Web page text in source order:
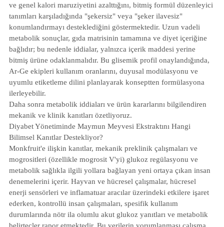
ve genel kalori maruziyetini azalttığını, bitmiş formül düzenleyici
tanımları karşıladığında "şekersiz" veya "şeker ilavesiz"
konumlandırmayı desteklediğini göstermektedir. Uzun vadeli
metabolik sonuçlar, gıda matrisinin tamamına ve diyet içeriğine
bağlıdır; bu nedenle iddialar, yalnızca içerik maddesi yerine
bitmiş ürüne odaklanmalıdır. Bu glisemik profil onaylandığında,
Ar-Ge ekipleri kullanım oranlarını, duyusal modülasyonu ve
uyumlu etiketleme dilini planlayarak konseptten formülasyona
ilerleyebilir.
Daha sonra metabolik iddiaları ve ürün kararlarını bilgilendiren
mekanik ve klinik kanıtları özetliyoruz.
Diyabet Yönetiminde Maymun Meyvesi Ekstraktını Hangi
Bilimsel Kanıtlar Destekliyor?
Monkfruit'e ilişkin kanıtlar, mekanik preklinik çalışmaları ve
mogrositleri (özellikle mogrosit V'yi) glukoz regülasyonu ve
metabolik sağlıkla ilgili yollara bağlayan yeni ortaya çıkan insan
denemelerini içerir. Hayvan ve hücresel çalışmalar, hücresel
enerji sensörleri ve inflamatuar aracılar üzerindeki etkilere işaret
ederken, kontrollü insan çalışmaları, spesifik kullanım
durumlarında nötr ila olumlu akut glukoz yanıtları ve metabolik
belirteçler rapor etmektedir. Bu verilerin yorumlanması çalışma